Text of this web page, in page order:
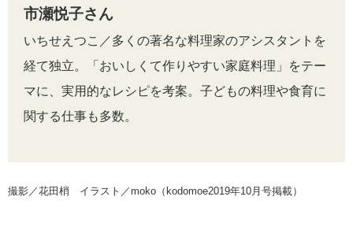
市瀬悦子さん
いちせえつこ／多くの著名な料理家のアシスタントを
経て独立。「おいしくて作りやすい家庭料理」をテー
マに、実用的なレシピを考案。子どもの料理や食育に
関する仕事も多数。
撮影／花田梢 イラスト／moko（kodomoe2019年10月号掲載）